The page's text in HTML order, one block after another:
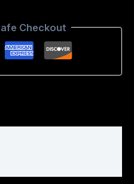
Checkout